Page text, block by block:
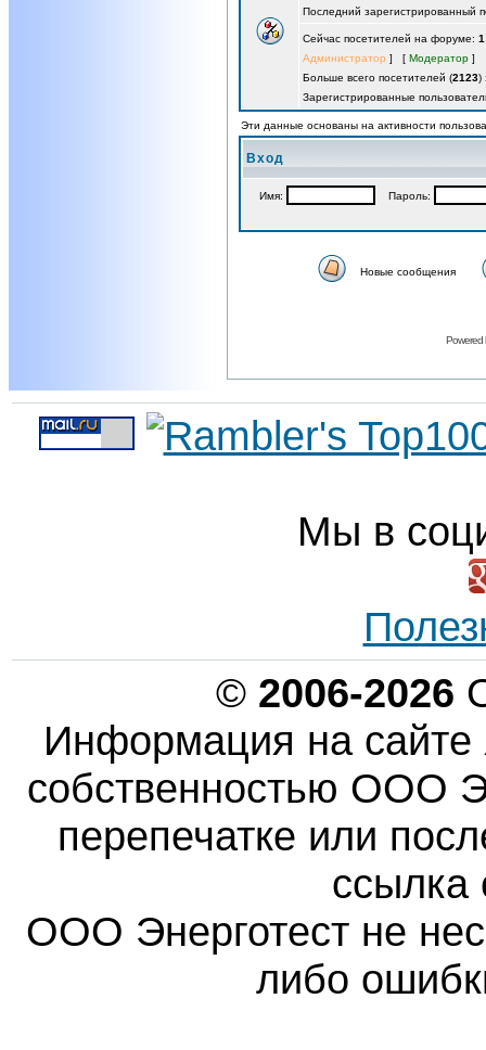
Последний зарегистрированный
Сейчас посетителей на форуме: 1
Администратор ] [ Модератор ]
Больше всего посетителей (2123)
Зарегистрированные
Эти данные основаны на активности
Вход
Имя: Пароль:
Новые сообщения
Powered
Мы в
© 2006-2026
Информация на сайте
собственностью ООО
перепечатке или
ссылка
ООО Энерготест не
либо